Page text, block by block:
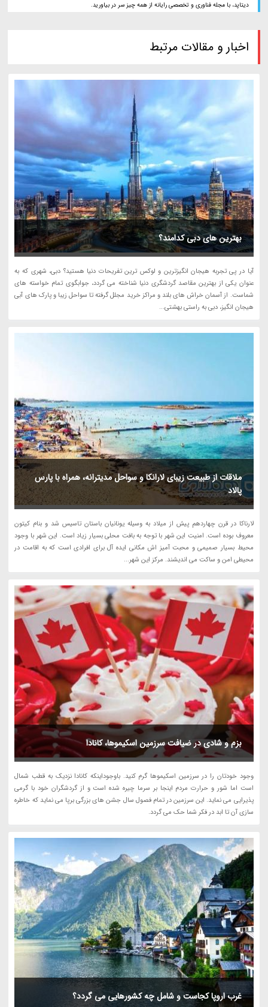
دیتاپد، با مجله فناوری و تخصصی رایانه از همه چیز سر در بیاورید.
اخبار و مقالات مرتبط
بهترین های دبی کدامند؟
آیا در پی تجربه هیجان انگیزترین و لوکس ترین تفریحات دنیا هستید؟ دبی، شهری که به
عنوان یکی از بهترین مقاصد گردشگری دنیا شناخته می گردد، جوابگوی تمام خواسته های
شماست. از آسمان خراش های بلند و مراکز خرید مجلل گرفته تا سواحل زیبا و پارک های آبی
هیجان انگیز، دبی به راستی بهشتی...
ملاقات از طبیعت زیبای لارانکا و سواحل مدیترانه، همراه با پارس
پالاد
لارناکا در قرن چهاردهم پیش از میلاد به وسیله یونانیان باستان تاسیس شد و بنام کیتون
معروف بوده است. امنیت این شهر با توجه به بافت محلی بسیار زیاد است. این شهر با وجود
محیط بسیار صمیمی و محبت آمیز اش مکانی ایده آل برای افرادی است که به اقامت در
محیطی امن و ساکت می اندیشند. مرکز این شهر...
بزم و شادی در ضیافت سرزمین اسکیموها، کانادا
وجود خودتان را در سرزمین اسکیموها گرم کنید. باوجوداینکه کانادا نزدیک به قطب شمال
است اما شور و حرارت مردم اینجا بر سرما چیره شده است و از گردشگران خود با گرمی
پذیرایی می نماید. این سرزمین در تمام فصول سال جشن های بزرگی برپا می نماید که خاطره
سازی آن تا ابد در فکر شما حک می گردد.
غرب اروپا کجاست و شامل چه کشورهایی می گردد؟